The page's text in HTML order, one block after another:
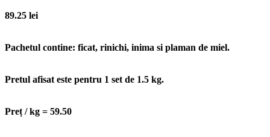
89.25 lei
Pachetul contine: ficat, rinichi, inima si plaman de miel.
Pretul afisat este pentru 1 set de 1.5 kg.
Preț / kg = 59.50